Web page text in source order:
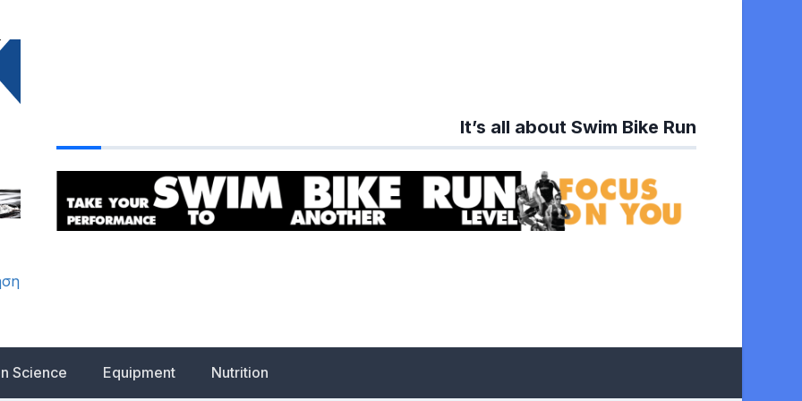
It’s all about Swim Bike Run
Science Equipment Nutrition